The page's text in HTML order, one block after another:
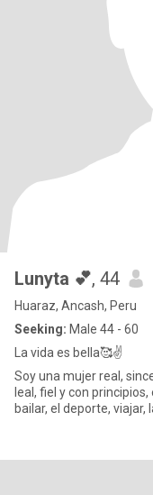
Lunyta 💕, 44
Huaraz, Ancash, Peru
Seeking: Male 44 - 60
La vida es bella🥰✌️
Soy una mujer real,
leal, fiel y con
bailar, el deporte,